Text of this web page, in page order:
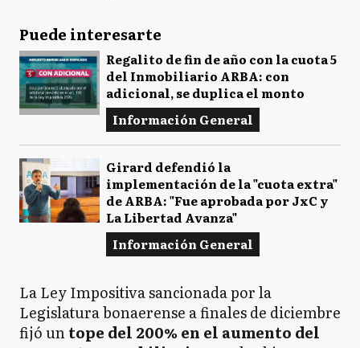
Puede interesarte
Regalito de fin de año con la cuota 5
del Inmobiliario ARBA: con
adicional, se duplica el monto
Información General
Girard defendió la
implementación de la "cuota extra"
de ARBA: "Fue aprobada por JxC y
La Libertad Avanza"
Información General
La Ley Impositiva sancionada por la
Legislatura bonaerense a finales de diciembre
fijó untope del 200% en el aumento del